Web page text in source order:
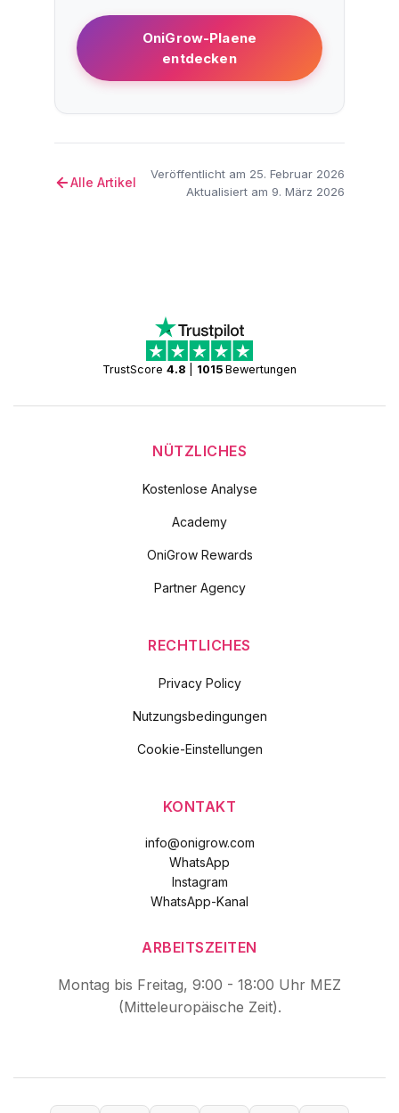
OniGrow-Plaene
entdecken
Alle Artikel
Veröffentlicht am 25. Februar 2026
Aktualisiert am 9. März 2026
TrustScore 4.8 1015 Bewertungen
NÜTZLICHES
Kostenlose Analyse
Academy
OniGrow Rewards
Partner Agency
RECHTLICHES
Privacy Policy
Nutzungsbedingungen
Cookie-Einstellungen
KONTAKT
info@onigrow.com
WhatsApp
Instagram
WhatsApp-Kanal
ARBEITSZEITEN
Montag bis Freitag, 9:00 - 18:00 Uhr MEZ
(Mitteleuropäische Zeit).